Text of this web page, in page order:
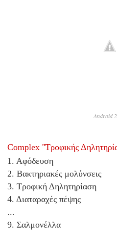
Αndroid
Complex ''Τροφικής
1. Αφόδευση
2. Βακτηριακές μολύνσεις
3. Τροφική Δηλητηρίαση
4. Διαταραχές πέψης
...
9. Σαλμονέλλα